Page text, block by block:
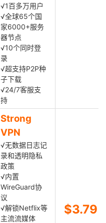
√1百多万用户
√全球65个国
家6000+服务
器节点
√10个同时登
录
√超支持P2P种
子下载
√24/7客服支
持
Strong
VPN
√无数据日志记
录和透明隐私
政策
√内置
WireGuard协
议
√解锁Netflix等
主流流媒体
$3.79